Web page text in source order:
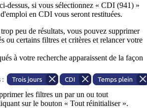
dessus, si vous sélectionnez « CDI (941) »
en CDI vous seront restituées.
peu de résultats, vous pouvez supprimer
ou certains filtres et critères et relancer votre
à votre recherche apparaissent de la façon
les filtres un par un ou tout
sur le bouton « Tout réinitialiser ».